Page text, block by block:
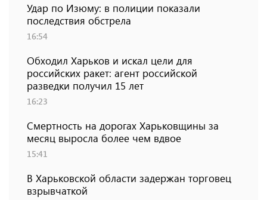
Удар по Изюму: в полиции показали
последствия обстрела
16:54
Обходил Харьков и искал цели для
российских ракет: агент российской
разведки получил 15 лет
16:23
Смертность на дорогах Харьковщины за
месяц выросла более чем вдвое
15:41
В Харьковской области задержан торговец
взрывчаткой